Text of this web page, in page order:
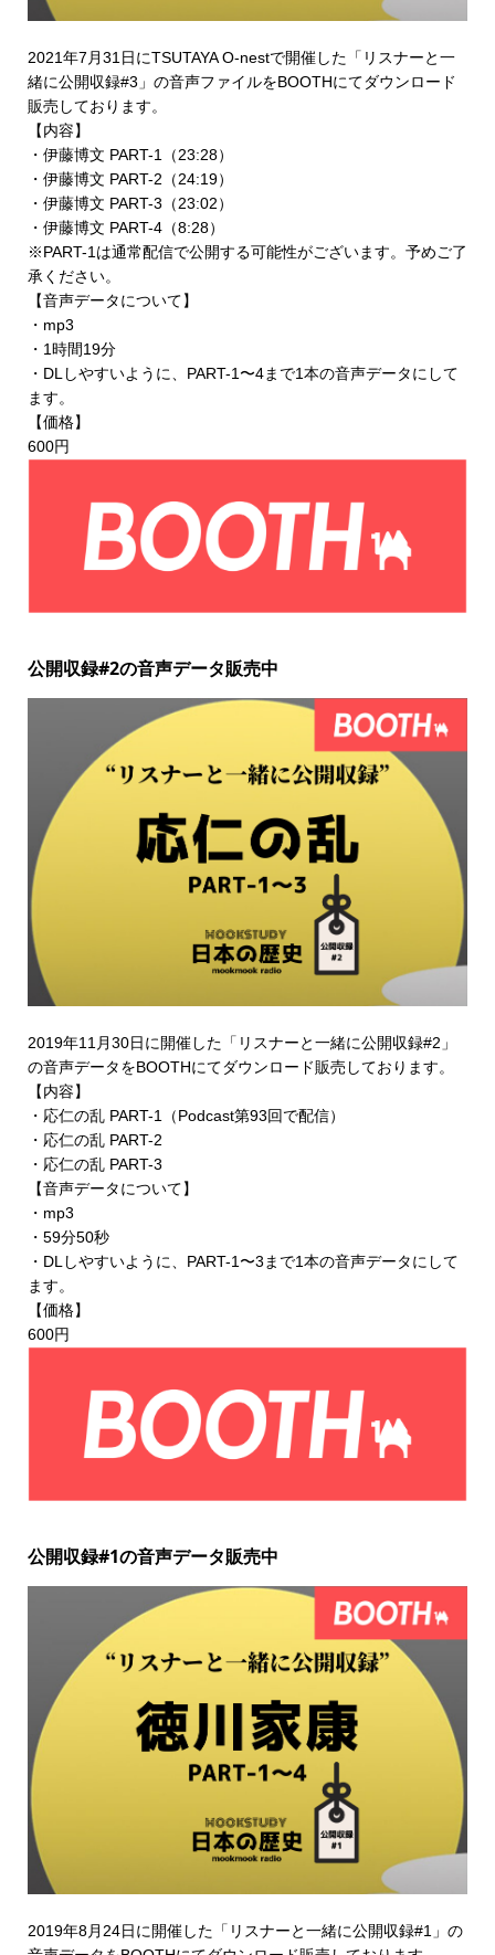
2021年7月31日にTSUTAYA O-nestで開催した「リスナーと一
緒に公開収録#3」の音声ファイルをBOOTHにてダウンロード
販売 しております。
【内容】
・伊藤博文 PART-1（23:28）
・伊藤博文 PART-2（24:19）
・伊藤博文 PART-3（23:02）
・伊藤博文 PART-4（8:28）
※PART-1は通常配信で公開する可能性がございます。予めご了
承ください。
【音声データについて】
・mp3
・1時間19分
・DLしやすいように、PART-1〜4まで1本の音声データにして
ます。
【価格】
600円
公開収録#2の音声データ販売中
2019年11月30日に開催した「リスナーと一緒に公開収録#2」
の音声データをBOOTHにてダウンロード販売 しております。
【内容】
・応仁の乱 PART-1（Podcast第93回で配信）
・応仁の乱 PART-2
・応仁の乱 PART-3
【音声データについて】
・mp3
・59分50秒
・DLしやすいように、PART-1〜3まで1本の音声データにして
ます。
【価格】
600円
公開収録#1の音声データ販売中
2019年8月24日に開催した「リスナーと一緒に公開収録#1」の